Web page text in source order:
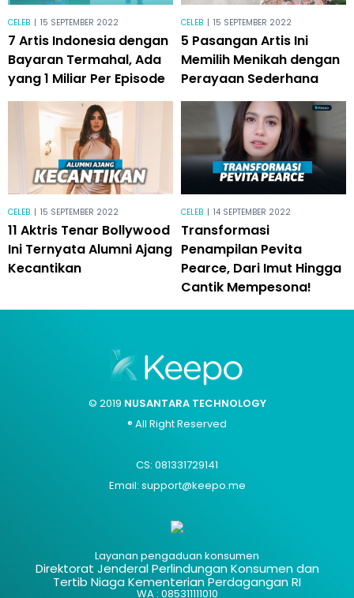
CELEB | 15 SEPTEMBER 2022
7 Artis Indonesia dengan
Bayaran Termahal, Ada
yang 1 Miliar Per Episode
CELEB | 15 SEPTEMBER 2022
5 Pasangan Artis Ini
Memilih Menikah dengan
Perayaan Sederhana
CELEB | 15 SEPTEMBER 2022
11 Aktris Tenar Bollywood
Ini Ternyata Alumni Ajang
Kecantikan
CELEB | 14 SEPTEMBER 2022
Transformasi
Penampilan Pevita
Pearce, Dari Imut Hingga
Cantik Mempesona!
© 2019 NUSANTARA TECHNOLOGY
® All Right Reserved
CS: 081331729141
Email: support@keepo.me
Layanan pengaduan konsumen
Direktorat Jenderal Perlindungan Konsumen dan
Tertib Niaga Kementerian Perdagangan RI
WA : 085311111010